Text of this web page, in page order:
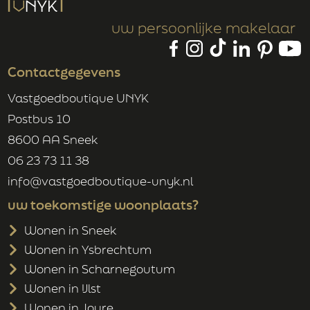
ruimte, duurzaamheid én een unieke ligging aan
vaarwater samenkomen? Dan is dit uw kans!
Parkeerfaciliteiten
Parkeeroppervlakte
Parkeer capaciteit
3
Totaal aantal garages
1
DAK
Soort dak
Zadeldak
OVERIG
uw persoonlijke makelaar
Contactgegevens
Vastgoedboutique UNYK
Postbus 10
8600 AA Sneek
06 23 73 11 38
info@vastgoedboutique-unyk.nl
uw toekomstige woonplaats?
Wonen in Sneek
Wonen in Ysbrechtum
Wonen in Scharnegoutum
Wonen in IJlst